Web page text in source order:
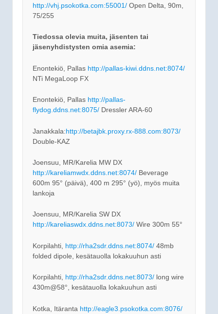
http://vhj.psokotka.com:55001/ Open Delta, 90m,
75/255
Tiedossa olevia muita, jäsenten tai
jäsenyhdistysten omia asemia:
Enontekiö, Pallas http://pallas-kiwi.ddns.net:8074/
NTi MegaLoop FX
Enontekiö, Pallas http://pallas-
flydog.ddns.net:8075/ Dressler ARA-60
Janakkala:http://betajbk.proxy.rx-888.com:8073/
Double-KAZ
Joensuu, MR/Karelia MW DX
http://kareliamwdx.ddns.net:8074/ Beverage
600m 95° (päivä), 400 m 295° (yö), myös muita
lankoja
Joensuu, MR/Karelia SW DX
http://kareliaswdx.ddns.net:8073/ Wire 300m 55°
Korpilahti, http://rha2sdr.ddns.net:8074/ 48mb
folded dipole, kesätauolla lokakuuhun asti
Korpilahti, http://rha2sdr.ddns.net:8073/ long wire
430m@58°, kesätauolla lokakuuhun asti
Kotka, Itäranta http://eagle3.psokotka.com:8076/